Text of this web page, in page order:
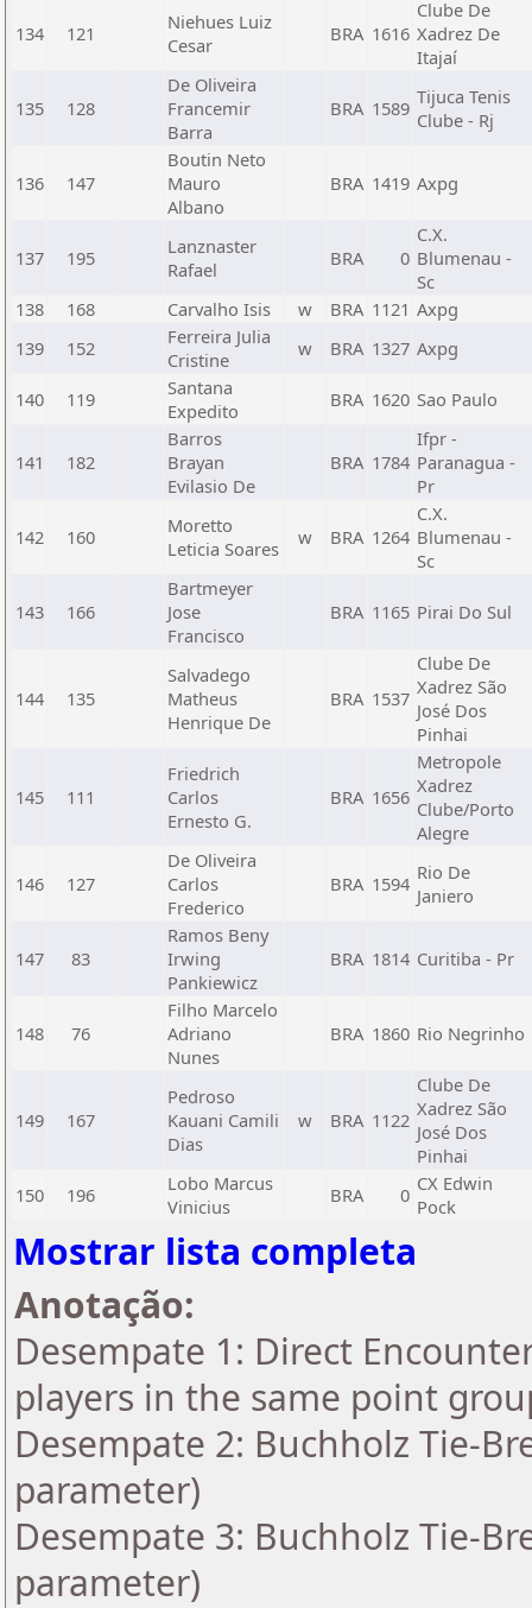
134 121
Niehues Luiz
Cesar
BRA 1616
Clube De
Xadrez De
Itajaí
135 128
De Oliveira
Francemir
Barra
BRA 1589 Tijuca Tenis
Clube - Rj
136 147
Boutin Neto
Mauro
Albano
BRA 1419 Axpg
137 195
Lanznaster
Rafael
BRA 0
C.X.
Blumenau -
Sc
138
168 Carvalho Isis w BRA 1121 Axpg
139
152
Ferreira Julia
Cristine
w BRA 1327 Axpg
140 119
Santana
Expedito
BRA 1620 Sao Paulo
141 182
Barros
Brayan
Evilasio De
BRA 1784
Ifpr -
Paranagua -
Pr
142 160
Moretto
Leticia Soares
w BRA 1264
C.X.
Blumenau -
Sc
143 166
Bartmeyer
Jose
Francisco
BRA 1165 Pirai Do Sul
144 135
Salvadego
Matheus
Henrique De
BRA 1537
Clube De
Xadrez São
José Dos
Pinhai
145 111
Friedrich
Carlos
Ernesto G.
BRA 1656
Metropole
Xadrez
Clube/Porto
Alegre
146 127
De Oliveira
Carlos
Frederico
BRA 1594 Rio De
Janiero
147 83
Ramos Beny
Irwing
Pankiewicz
BRA 1814 Curitiba - Pr
148 76
Filho Marcelo
Adriano
Nunes
BRA 1860 Rio Negrinho
149 167
Pedroso
Kauani Camili
Dias
w BRA 1122
Clube De
Xadrez São
José Dos
Pinhai
150
196
Lobo Marcus
Vinicius
BRA 0 CX Edwin
Pock
Mostrar lista completa
Anotação:
Desempate 1: Direct
players in the same point
Desempate 2: Buchholz Tie-
parameter)
Desempate 3: Buchholz Tie-
parameter)